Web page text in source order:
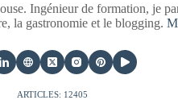
Ingénieur de formation, je
la gastronomie et le blogging.
ARTICLES: 12405